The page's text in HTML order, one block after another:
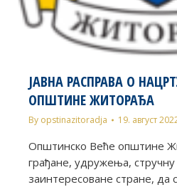
ЈАВНА РАСПРАВА О
ОПШТИНЕ ЖИТОРАЂA
By opstinazitoradja 19. август
Општинско Веће општине
грађане, удружења, стручну
заинтересоване стране, да